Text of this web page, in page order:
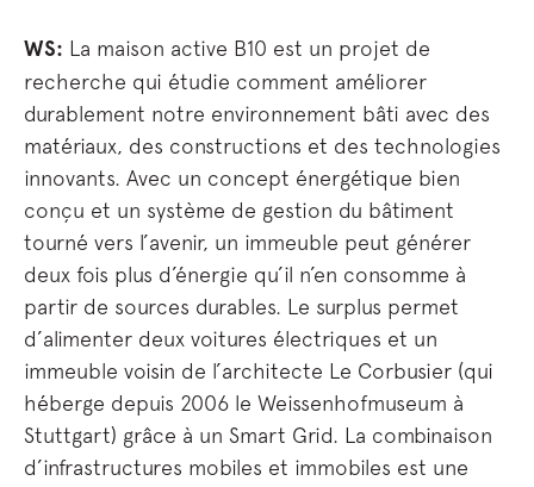
WS: La maison active B10 est un projet de
recherche qui étudie comment améliorer
durablement notre environnement bâti avec des
matériaux, des constructions et des technologies
innovants. Avec un concept énergétique bien
conçu et un système de gestion du bâtiment
tourné vers l’avenir, un immeuble peut générer
deux fois plus d’énergie qu’il n’en consomme à
partir de sources durables. Le surplus permet
d’alimenter deux voitures électriques et un
immeuble voisin de l’architecte Le Corbusier (qui
héberge depuis 2006 le Weissenhofmuseum à
Stuttgart) grâce à un Smart Grid. La combinaison
d’infrastructures mobiles et immobiles est une